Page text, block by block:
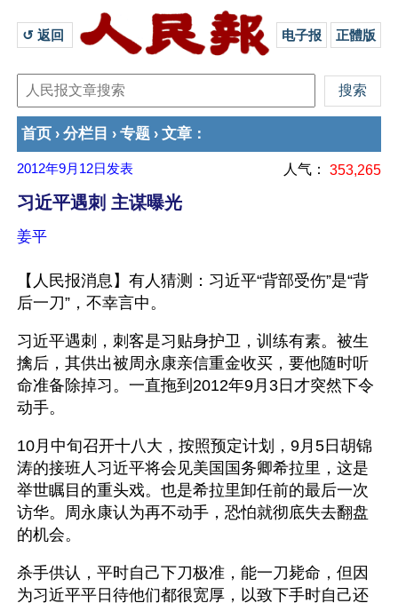
↺ 返回 电子报 正體版
首页 › 分栏目 › 专题 › 文章 ：
2012年9月12日 发表 人气： 353,265
习近平遇刺 主谋曝光
姜平
【人民报消息】有人猜测：习近平“背部受伤”是“背
后一刀”，不幸言中。
习近平遇刺，刺客是习贴身护卫，训练有素。被生
擒后，其供出被周永康亲信重金收买，要他随时听
命准备除掉习。一直拖到2012年9月3日才突然下令
动手。
10月中旬召开十八大，按照预定计划，9月5日胡锦
涛的接班人习近平将会见美国国务卿希拉里，这是
举世瞩目的重头戏。也是希拉里卸任前的最后一次
访华。周永康认为再不动手，恐怕就彻底失去翻盘
的机会。
杀手供认，平时自己下刀极准，能一刀毙命，但因
为习近平平日待他们都很宽厚，以致下手时自己还